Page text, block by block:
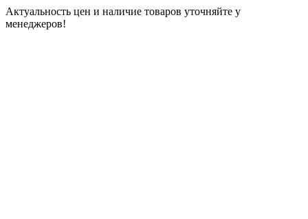
Актуальность цен и наличие товаров уточняйте у
менеджеров!